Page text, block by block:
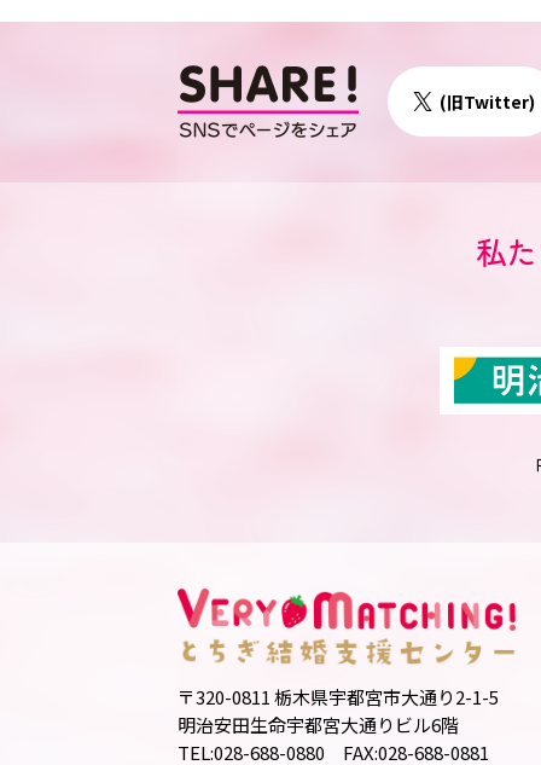
(旧Twitter)
私
〒320-0811 栃木県宇都宮市大通り2-1-5
明治安田生命宇都宮大通りビル6階
TEL:028-688-0880 FAX:028-688-0881